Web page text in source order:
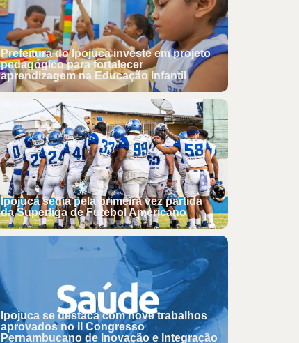
Prefeitura do Ipojuca investe em projeto
pedagógico para fortalecer
aprendizagem na Educação Infantil
Ipojuca sedia pela primeira vez partida
da Superliga de Futebol Americano
Ipojuca se destaca com nove trabalhos
aprovados no II Congresso
Pernambucano de Inovação e Integração